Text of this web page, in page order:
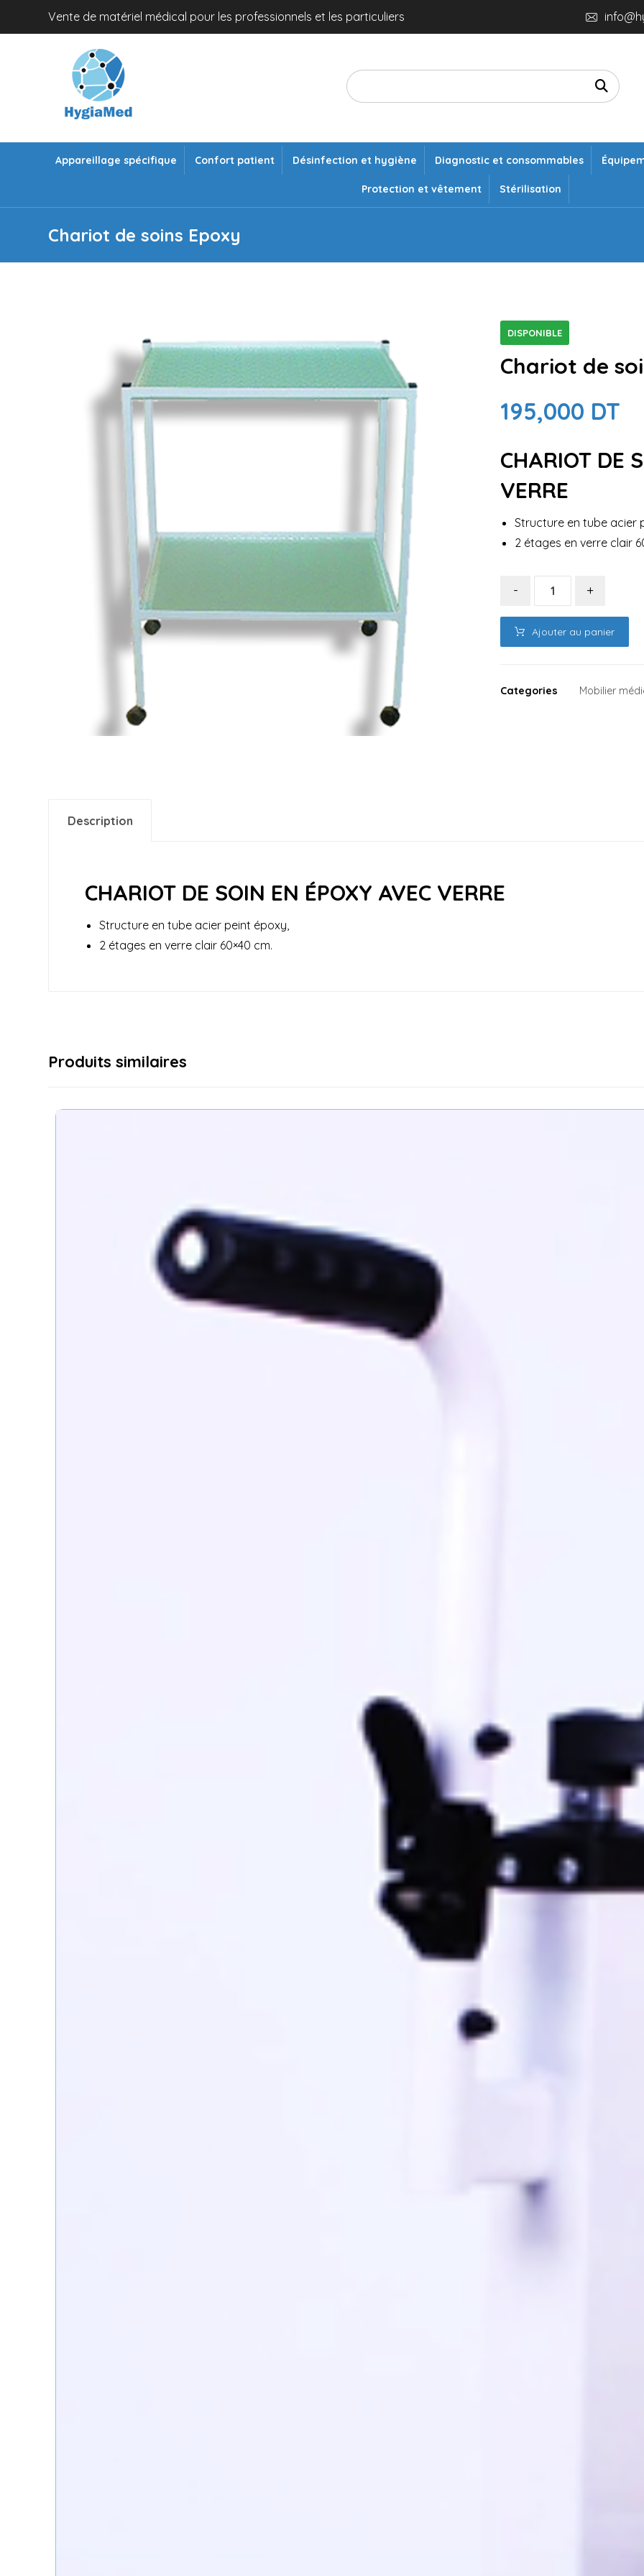
Vente de matériel médical pour les professionnels et les particuliers
Appareillage spécifique Confort patient Désinfection et hygiène Diagnostic et consommables
Protection et vêtement Stérilisation
Chariot de soins Epoxy
DISPONIBLE
Chariot de
195,000 DT
CHARIOT DE
VERRE
Structure en tube acier
2 étages en verre clair
- +
Ajouter au panier
Categories Mobilier
Description
CHARIOT DE SOIN EN ÉPOXY AVEC VERRE
Structure en tube acier peint époxy,
2 étages en verre clair 60×40 cm.
Produits similaires